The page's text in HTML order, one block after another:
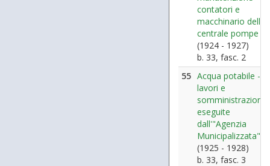
contatori e
macchinario della
centrale pompe
(1924 - 1927)
b. 33, fasc. 2
55 Acqua potabile -
lavori e
somministrazioni
eseguite
dall'"Agenzia
Municipalizzata"
(1925 - 1928)
b. 33, fasc. 3